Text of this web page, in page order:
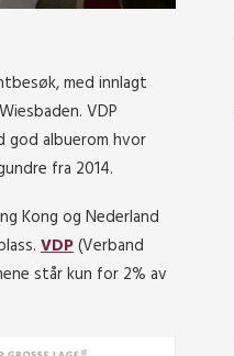
med innlagt
VDP
god albuerom hvor
fra 2014.
Kong og Nederland
VDP(Verband
står kun for 2% av